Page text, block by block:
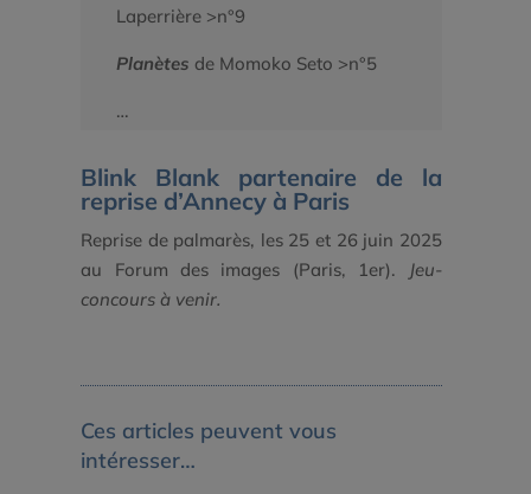
Laperrière >n°9
Planètes de Momoko Seto >n°5
…
Blink Blank partenaire de la
reprise d’Annecy à Paris
Reprise de palmarès, les 25 et 26 juin 2025
au Forum des images (Paris, 1er).
Jeu-
concours à venir.
Ces articles peuvent vous
intéresser…